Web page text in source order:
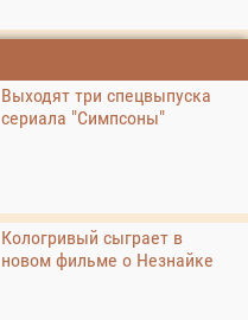
Выходят три спецвыпуска
сериала "Симпсоны"
Кологривый сыграет в
новом фильме о Незнайке